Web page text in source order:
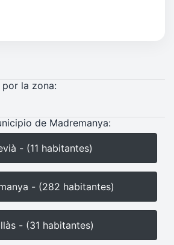
la zona:
de Madremanya:
- (11 habitantes)
- (282 habitantes)
- (31 habitantes)